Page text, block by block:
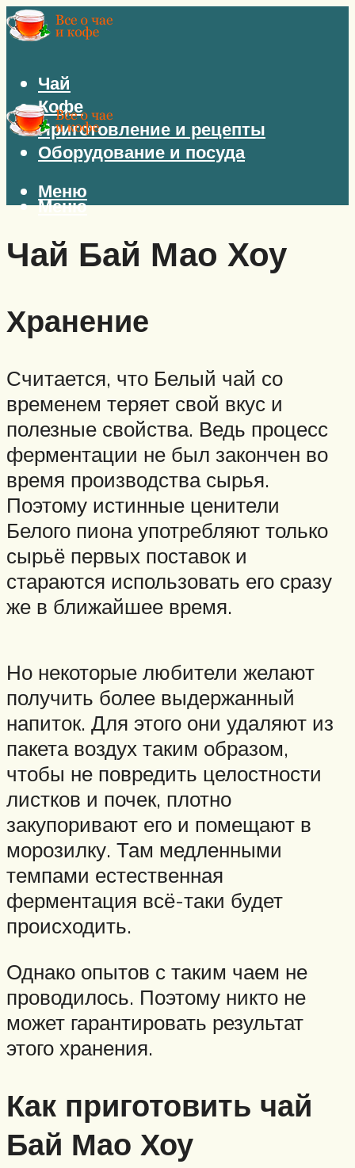
Чай
Кофе
Приготовление и рецепты
Оборудование и посуда
Меню
Меню
Чай Бай Мао Хоу
Хранение
Считается, что Белый чай со
временем теряет свой вкус и
полезные свойства. Ведь процесс
ферментации не был закончен во
время производства сырья.
Поэтому истинные ценители
Белого пиона употребляют только
сырьё первых поставок и
стараются использовать его сразу
же в ближайшее время.
Но некоторые любители желают
получить более выдержанный
напиток. Для этого они удаляют из
пакета воздух таким образом,
чтобы не повредить целостности
листков и почек, плотно
закупоривают его и помещают в
морозилку. Там медленными
темпами естественная
ферментация всё-таки будет
происходить.
Однако опытов с таким чаем не
проводилось. Поэтому никто не
может гарантировать результат
этого хранения.
Как приготовить чай
Бай Мао Хоу